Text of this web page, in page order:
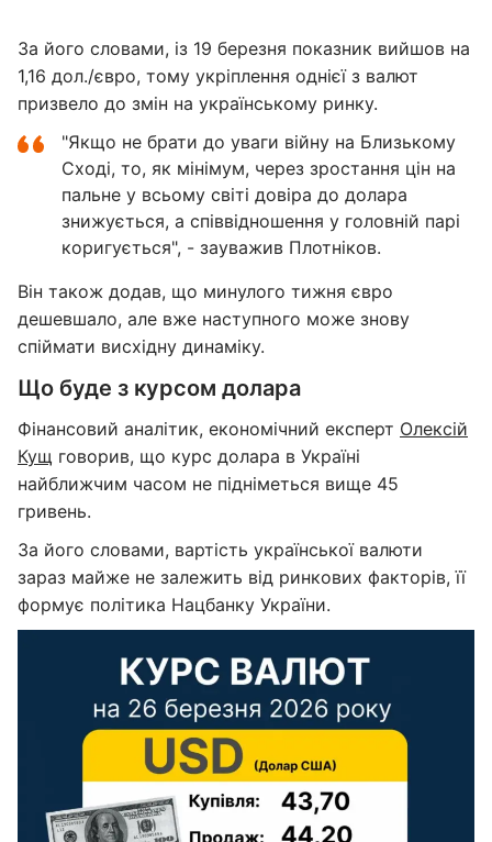
За його словами, із 19 березня показник вийшов на
1,16 дол./євро, тому укріплення однієї з валют
призвело до змін на українському ринку.
"Якщо не брати до уваги війну на Близькому
Сході, то, як мінімум, через зростання цін на
пальне у всьому світі довіра до долара
знижується, а співвідношення у головній парі
коригується", - зауважив Плотніков.
Він також додав, що минулого тижня євро
дешевшало, але вже наступного може знову
спіймати висхідну динаміку.
Що буде з курсом долара
Фінансовий аналітик, економічний експерт Олексій
Кущ говорив, що курс долара в Україні
найближчим часом не підніметься вище 45
гривень.
За його словами, вартість української валюти
зараз майже не залежить від ринкових факторів, її
формує політика Нацбанку України.